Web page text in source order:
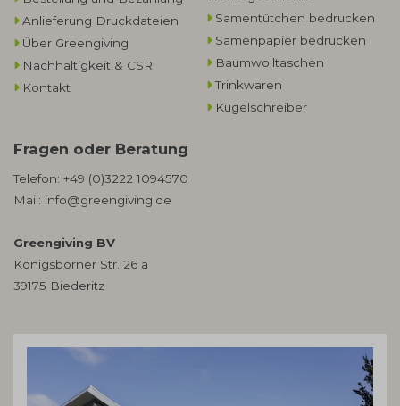
Anlieferung Druckdateien
Über Greengiving
Nachhaltigkeit & CSR
Kontakt
Samentütchen bedrucken
Samenpapier bedrucken
Baumwolltaschen​
Trinkwaren
Kugelschreiber
Fragen oder Beratung
Telefon: +49 (0)3222 1094570
Mail: info@greengiving.de
Greengiving BV
Königsborner Str. 26 a
39175 Biederitz